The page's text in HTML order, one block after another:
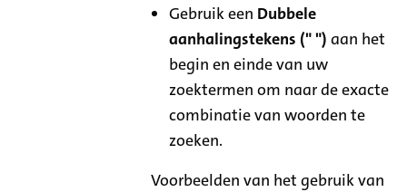
Gebruik een Dubbele
aanhalingstekens (" ") aan het
begin en einde van uw
zoektermen om naar de exacte
combinatie van woorden te
zoeken.
Voorbeelden van het gebruik van